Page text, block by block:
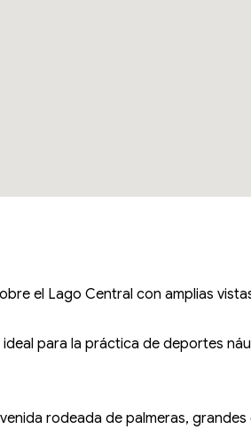
el Lago Central con amplias
para la práctica de deportes
rodeada de palmeras,